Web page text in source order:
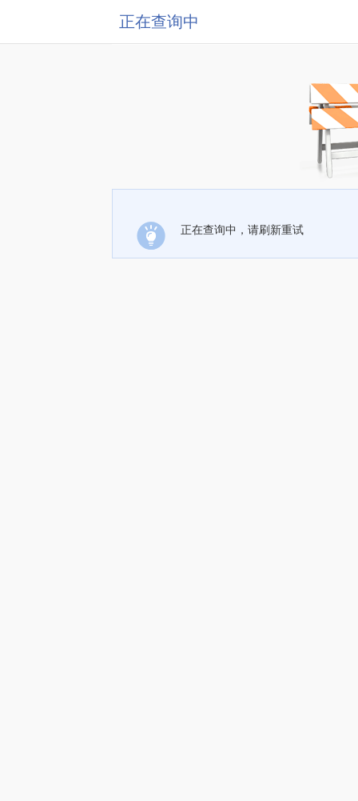
正在查询中
正在查询中，请刷新重试